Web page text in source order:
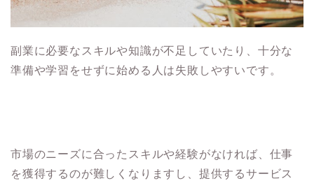
副業に必要なスキルや知識が不足していたり、十分な
準備や学習をせずに始める人は失敗しやすいです。
市場のニーズに合ったスキルや経験がなければ、仕事
を獲得するのが難しくなりますし、提供するサービス